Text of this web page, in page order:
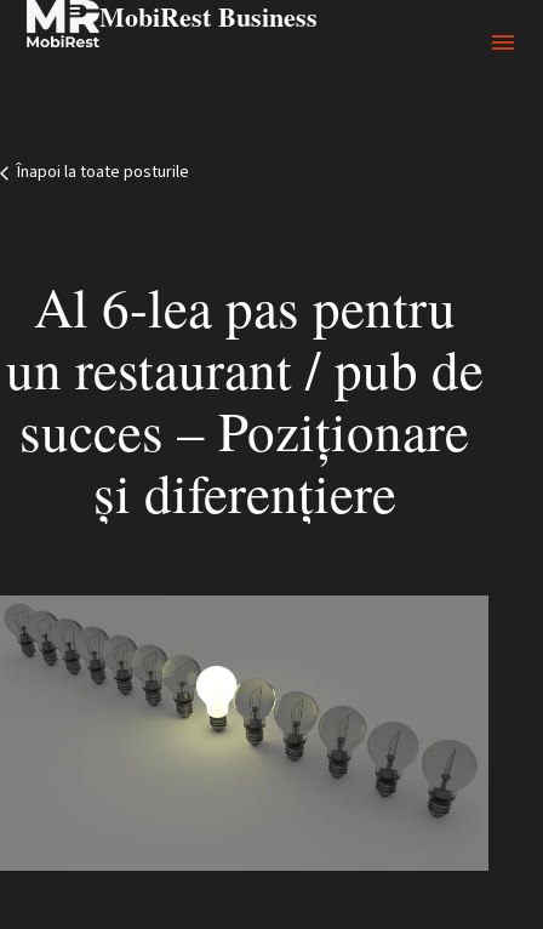
MobiRest Business
Înapoi la toate posturile
Al 6-lea pas pentru
un restaurant / pub de
succes – Poziționare
și diferențiere